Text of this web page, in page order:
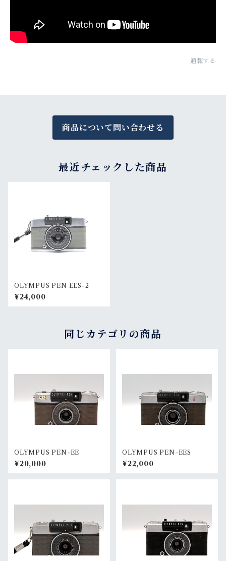
通報する
商品について問い合わせる
最近チェックした商品
OLYMPUS PEN EES-2
¥24,000
同じカテゴリの商品
OLYMPUS PEN-EE
¥20,000
OLYMPUS PEN-EES
¥22,000